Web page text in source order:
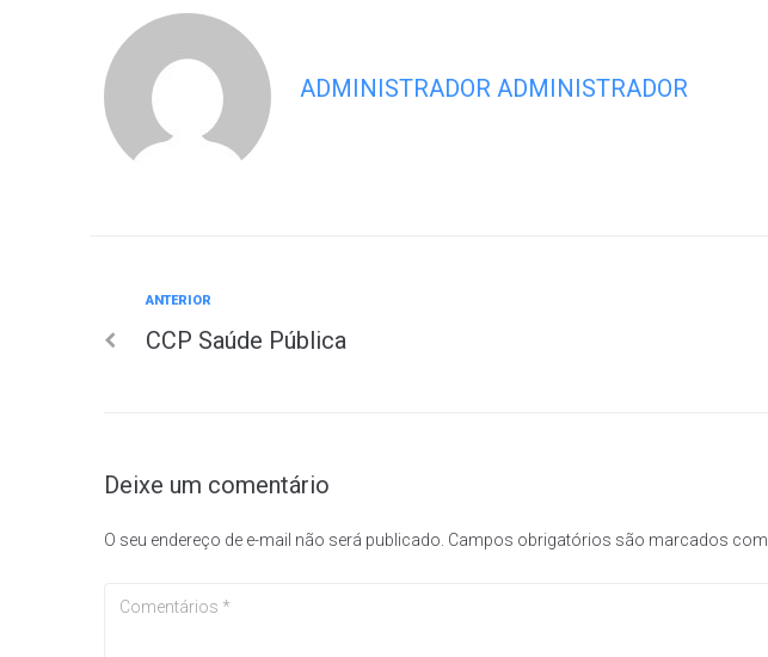
ADMINISTRADOR ADMINISTRADOR
Navegação
Anterior
ANTERIOR
CCP Saúde Pública
Deixe um comentário
O seu endereço de e-mail não será publicado. Campos obrigatórios são marcados com